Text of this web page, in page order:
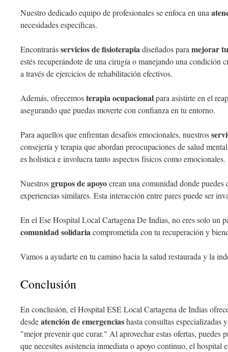
Nuestro dedicado equipo de profesionales se enfoca en una
necesidades específicas.
Encontrarásservicios de fisioterapiadiseñados para mejorar
estés recuperándote de una cirugía o manejando una condición
a través de ejercicios de rehabilitación efectivos.
Además, ofrecemosterapia ocupacionalpara asistirte en el
asegurando que puedas moverte con confianza en tu entorno.
Para aquellos que enfrentan desafíos emocionales, nuestros
consejería y terapia que abordan preocupaciones de salud
es holística e involucra tanto aspectos físicos como emocionales.
Nuestrosgrupos de apoyocrean una comunidad donde
experiencias similares. Esta interacción entre pares puede ser
En el Ese Hospital Local Cartagena De Indias, no eres solo un
comunidad solidariacomprometida con tu recuperación y
Vamos a ayudarte en tu camino hacia la salud restaurada y la
Conclusión
En conclusión, el Hospital ESE Local Cartagena de Indias
desdeatención de emergenciashasta consultas especializadas
"mejor prevenir que curar." Al aprovechar estas ofertas, puedes
que necesites asistencia inmediata o apoyo continuo, el hospital